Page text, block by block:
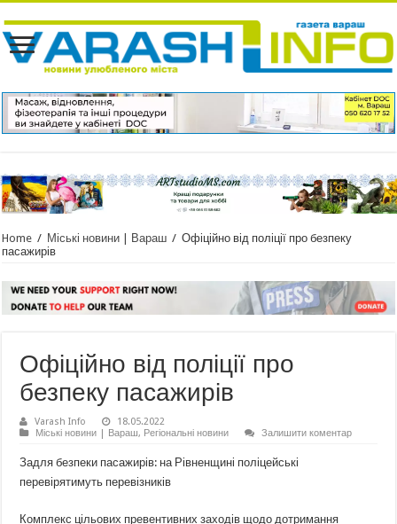
Home / Міські новини | Вараш / Офіційно від поліції про безпеку
пасажирів
Офіційно від поліції про
безпеку пасажирів
Varash Info
18.05.2022
Міські новини | Вараш, Регіональні новини Залишити коментар
Задля безпеки пасажирів: на Рівненщині поліцейські
перевірятимуть перевізників
Комплекс цільових превентивних заходів щодо дотримання